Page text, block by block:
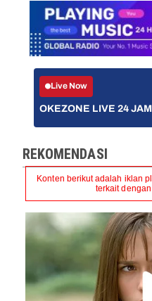
Live Now
OKEZONE LIVE 24 JAM